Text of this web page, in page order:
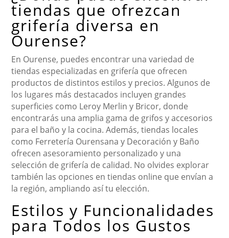
tiendas que ofrezcan
grifería diversa en
Ourense?
En Ourense, puedes encontrar una variedad de
tiendas especializadas en grifería que ofrecen
productos de distintos estilos y precios. Algunos de
los lugares más destacados incluyen grandes
superficies como Leroy Merlin y Bricor, donde
encontrarás una amplia gama de grifos y accesorios
para el baño y la cocina. Además, tiendas locales
como Ferretería Ourensana y Decoración y Baño
ofrecen asesoramiento personalizado y una
selección de grifería de calidad. No olvides explorar
también las opciones en tiendas online que envían a
la región, ampliando así tu elección.
Estilos y Funcionalidades
para Todos los Gustos